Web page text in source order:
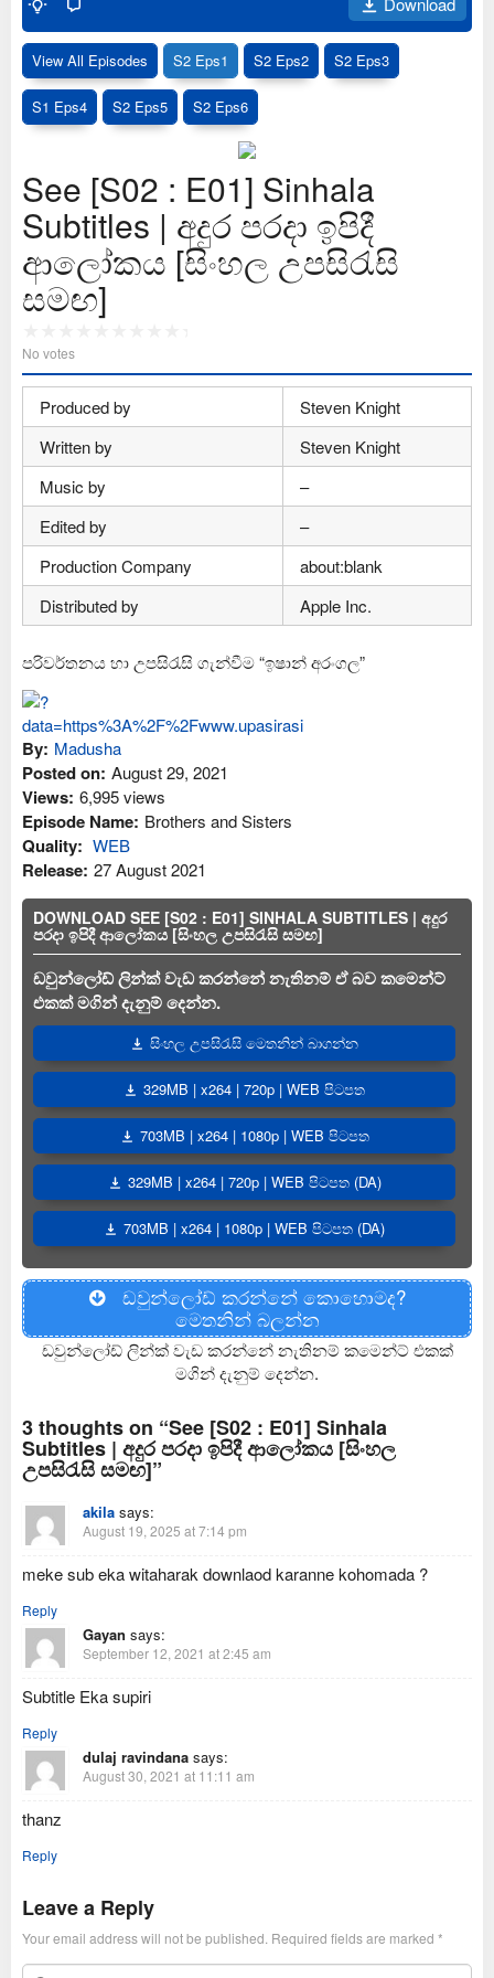
View All Episodes S2 Eps1 S2 Eps2 S2 Eps3
S1 Eps4 S2 Eps5 S2 Eps6
See [S02 : E01] Sinhala
Subtitles | අදුර පරදා ඉපිදී
ආලෝකය [සිංහල උපසිරැසි
සමඟ]
No votes
Produced by
Steven Knight
Written by
Steven Knight
Music by
–
Edited by
–
Production Company
about:blank
Distributed by
Apple Inc.
පරිවර්තනය හා උපසිරැසි ගැන්වීම “ඉෂාන් අරංගල”
By: Madusha
Posted on: August 29, 2021
Views: 6,995 views
Episode Name: Brothers and Sisters
Quality: WEB
Release: 27 August 2021
DOWNLOAD SEE [S02 : E01] SINHALA SUBTITLES | අදුර
පරදා ඉපිදී ආලෝකය [සිංහල උපසිරැසි සමඟ]
ඩවුන්ලෝඩ් ලින්ක් වැඩ කරන්නේ නැතිනම් ඒ බව කමෙන්ට්
එකක් මගින් දැනුම් දෙන්න.
සිංහල උපසිරැසි මෙතනින් බාගන්න
329MB | x264 | 720p | WEB පිටපත
703MB | x264 | 1080p | WEB පිටපත
329MB | x264 | 720p | WEB පිටපත (DA)
703MB | x264 | 1080p | WEB පිටපත (DA)
ඩවුන්ලෝඩ් කරන්නේ කොහොමද?
මෙතනින් බලන්න
ඩවුන්ලෝඩ් ලින්ක් වැඩ කරන්නේ නැතිනම් කමෙන්ට් එකක්
මගින් දැනුම් දෙන්න.
3 thoughts on “See [S02 : E01] Sinhala
Subtitles | අදුර පරදා ඉපිදී ආලෝකය [සිංහල
උපසිරැසි සමඟ]”
akila says:
August 19, 2025 at 7:14 pm
meke sub eka witaharak downlaod karanne kohomada ?
Reply
Gayan says:
September 12, 2021 at 2:45 am
Subtitle Eka supiri
Reply
dulaj ravindana says:
August 30, 2021 at 11:11 am
thanz
Reply
Leave a Reply
Your email address will not be published. Required fields are marked *